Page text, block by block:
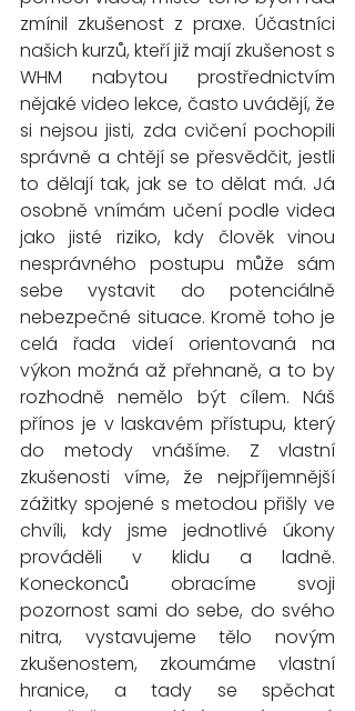
zmínil zkušenost z praxe. Účastníci
našich kurzů, kteří již mají zkušenost s
WHM nabytou prostřednictvím
nějaké video lekce, často uvádějí, že
si nejsou jisti, zda cvičení pochopili
správně a chtějí se přesvědčit, jestli
to dělají tak, jak se to dělat má. Já
osobně vnímám učení podle videa
jako jisté riziko, kdy člověk vinou
nesprávného postupu může sám
sebe vystavit do potenciálně
nebezpečné situace. Kromě toho je
celá řada videí orientovaná na
výkon možná až přehnaně, a to by
rozhodně nemělo být cílem. Náš
přínos je v laskavém přístupu, který
do metody vnášíme. Z vlastní
zkušenosti víme, že nejpříjemnější
zážitky spojené s metodou přišly ve
chvíli, kdy jsme jednotlivé úkony
prováděli v klidu a ladně.
Koneckonců obracíme svoji
pozornost sami do sebe, do svého
nitra, vystavujeme tělo novým
zkušenostem, zkoumáme vlastní
hranice, a tady se spěchat